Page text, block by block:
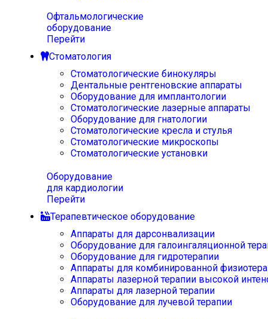
Офтальмологические
оборудование
Перейти
Стоматология
Стоматологические бинокуляры
Дентальные рентгеновские аппараты
Оборудование для имплантологии
Стоматологические лазерные аппараты
Оборудование для гнатологии
Стоматологические кресла и стулья
Стоматологические микроскопы
Стоматологические установки
Оборудование
для кардиологии
Перейти
Терапевтическое оборудование
Аппараты для дарсонвализации
Оборудование для галоингаляционной
Оборудование для гидротерапии
Аппараты для комбинированной
Аппараты лазерной терапии высокой
Аппараты для лазерной терапии
Оборудование для лучевой терапии